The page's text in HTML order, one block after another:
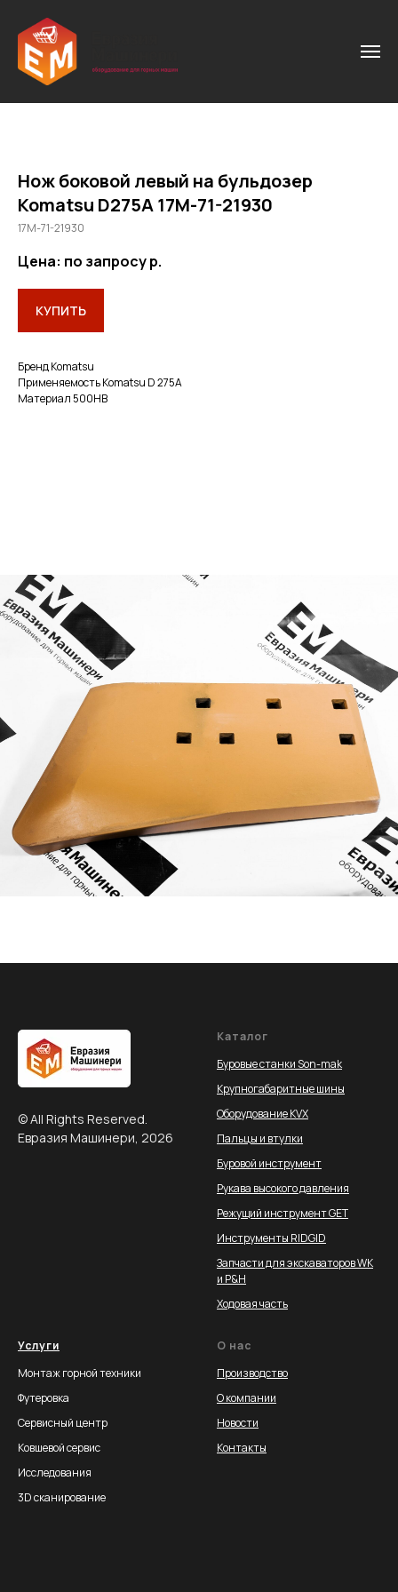
Нож боковой левый на бульдозер
Komatsu D275A 17М-71-21930
17М-71-21930
Цена: по запросур.
КУПИТЬ
Бренд Кomatsu
Применяемость Komatsu D 275A
Материал 500HB
© All Rights Reserved.
Евразия Машинери, 2026
Каталог
Буровые станки Son-mak
Крупногабаритные шины
Оборудование KVX
Пальцы и втулки
Буровой инструмент
Рукава высокого давления
Режущий инструмент GET
Инструменты RIDGID
Запчасти для экскаваторов WK
и P&H
Ходовая часть
Услуги
Монтаж горной техники
Футеровка
Сервисный центр
Ковшевой сервис
Исследования
3D сканирование
О нас
Производство
О компании
Новости
Контакты